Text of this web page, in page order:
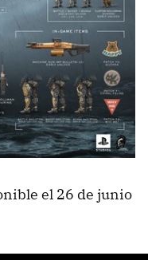
el 26 de junio